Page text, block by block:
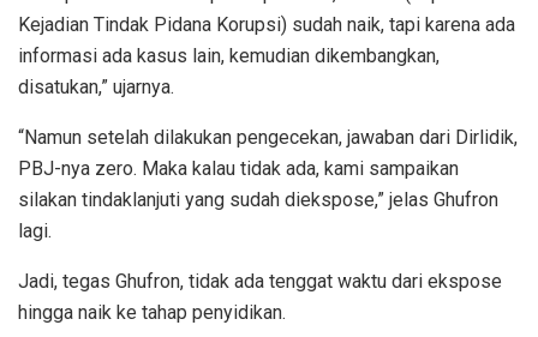
Kejadian Tindak Pidana Korupsi) sudah naik, tapi karena ada
informasi ada kasus lain, kemudian dikembangkan,
disatukan,” ujarnya.
“Namun setelah dilakukan pengecekan, jawaban dari Dirlidik,
PBJ-nya zero. Maka kalau tidak ada, kami sampaikan
silakan tindaklanjuti yang sudah diekspose,” jelas Ghufron
lagi.
Jadi, tegas Ghufron, tidak ada tenggat waktu dari ekspose
hingga naik ke tahap penyidikan.